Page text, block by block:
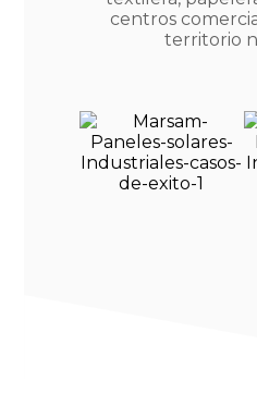
centros
territorio